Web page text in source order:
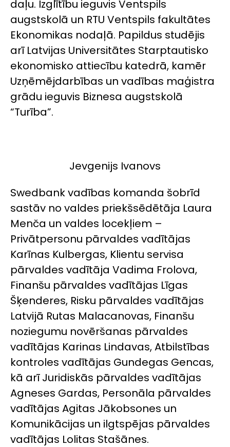
daļu. Izglītību ieguvis Ventspils
augstskolā un RTU Ventspils fakultātes
Ekonomikas nodaļā. Papildus studējis
arī Latvijas Universitātes Starptautisko
ekonomisko attiecību katedrā, kamēr
Uzņēmējdarbības un vadības maģistra
grādu ieguvis Biznesa augstskolā
“Turība”.
Jevgenijs Ivanovs
Swedbank vadības komanda šobrīd
sastāv no valdes priekšsēdētāja Laura
Menča un valdes locekļiem –
Privātpersonu pārvaldes vadītājas
Karīnas Kulbergas, Klientu servisa
pārvaldes vadītāja Vadima Frolova,
Finanšu pārvaldes vadītājas Līgas
Šķenderes, Risku pārvaldes vadītājas
Latvijā Rutas Malacanovas, Finanšu
noziegumu novēršanas pārvaldes
vadītājas Karinas Lindavas, Atbilstības
kontroles vadītājas Gundegas Gencas,
kā arī Juridiskās pārvaldes vadītājas
Agneses Gardas, Personāla pārvaldes
vadītājas Agitas Jākobsones un
Komunikācijas un ilgtspējas pārvaldes
vadītājas Lolitas Stašānes.